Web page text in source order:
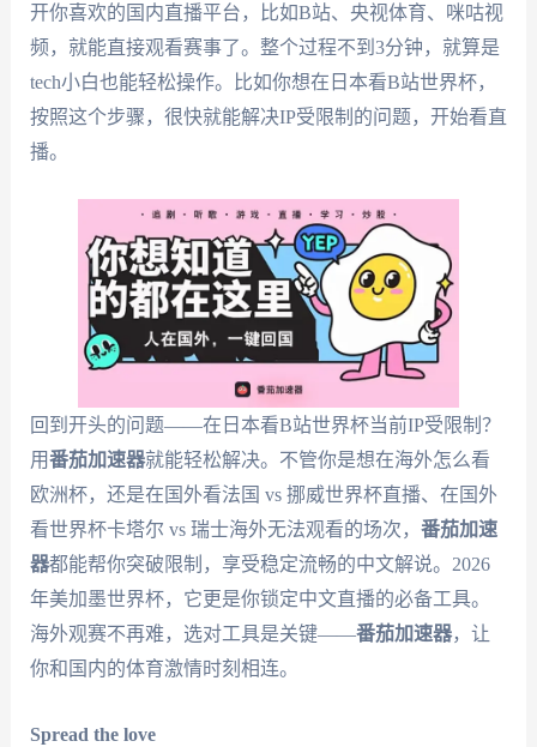
开你喜欢的国内直播平台，比如B站、央视体育、咪咕视
频，就能直接观看赛事了。整个过程不到3分钟，就算是
tech小白也能轻松操作。比如你想在日本看B站世界杯，
按照这个步骤，很快就能解决IP受限制的问题，开始看直
播。
回到开头的问题——在日本看B站世界杯当前IP受限制？
用番茄加速器就能轻松解决。不管你是想在海外怎么看
欧洲杯，还是在国外看法国 vs 挪威世界杯直播、在国外
看世界杯卡塔尔 vs 瑞士海外无法观看的场次， 番茄加速
器都能帮你突破限制，享受稳定流畅的中文解说。2026
年美加墨世界杯，它更是你锁定中文直播的必备工具。
海外观赛不再难，选对工具是关键——番茄加速器，让
你和国内的体育激情时刻相连。
Spread the love